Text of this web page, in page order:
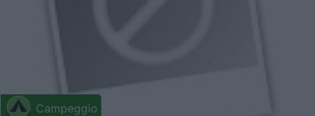
Campeggio